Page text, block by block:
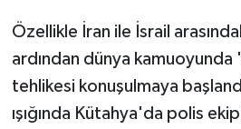
Özellikle İran ile İsrail
ardından dünya
tehlikesi konuşulmaya
ışığında Kütahya'da polis